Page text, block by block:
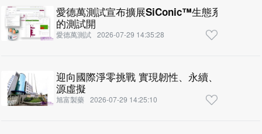
愛德萬測試宣布擴展SiConic™生態系至DFT
的測試開
愛德萬測試 2026-07-29 14:35:28
迎向國際淨零挑戰 實現韌性、永續、獲利三
源虛擬
旭富製藥 2026-07-29 14:25:10